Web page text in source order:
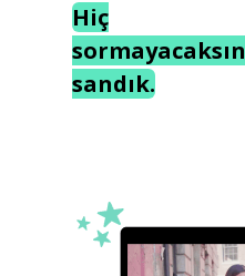
Hiç
sormayacaksın
sandık.